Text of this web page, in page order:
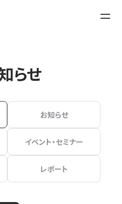
らせ
お知らせ
イベント・セミナー
レポート